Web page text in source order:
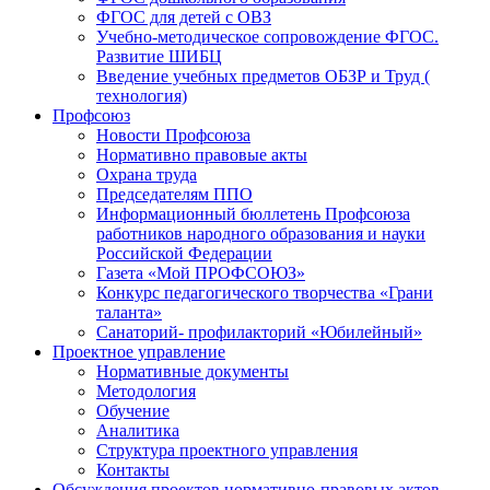
ФГОС для детей с ОВЗ
Учебно-методическое сопровождение ФГОС.
Развитие ШИБЦ
Введение учебных предметов ОБЗР и Труд (
технология)
Профсоюз
Новости Профсоюза
Нормативно правовые акты
Охрана труда
Председателям ППО
Информационный бюллетень Профсоюза
работников народного образования и науки
Российской Федерации
Газета «Мой ПРОФСОЮЗ»
Конкурс педагогического творчества «Грани
таланта»
Санаторий- профилакторий «Юбилейный»
Проектное управление
Нормативные документы
Методология
Обучение
Аналитика
Структура проектного управления
Контакты